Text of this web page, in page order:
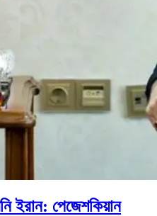
ইরান: পেজেশকিয়ান